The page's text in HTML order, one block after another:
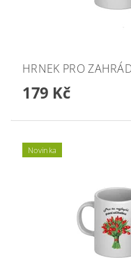
HRNEK PRO
179 Kč
Novinka